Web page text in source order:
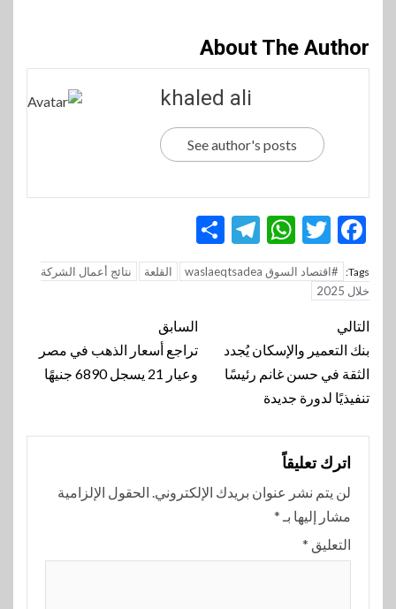
About The Author
khaled ali
See author's posts
Facebook
Twitter
WhatsApp
Telegram
Tags: #اقتصاد السوق waslaeqtsadea القلعة
نتائج أعمال الشركة
خلال 2025
تنقل
المقالة
السابق
تراجع أسعار الذهب في مصر
وعيار 21 يسجل 6890 جنيهًا
التالي
بنك التعمير والإسكان يُجدد
الثقة في حسن غانم رئيسًا
تنفيذيًا لدورة جديدة
اترك تعليقاً
لن يتم نشر عنوان بريدك الإلكتروني. الحقول الإلزامية
مشار إليها بـ *
التعليق *